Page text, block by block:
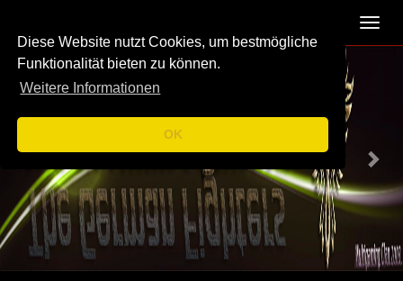
Diese Website nutzt Cookies, um bestmögliche
Funktionalität bieten zu können.
Weitere Informationen
OK
Previous